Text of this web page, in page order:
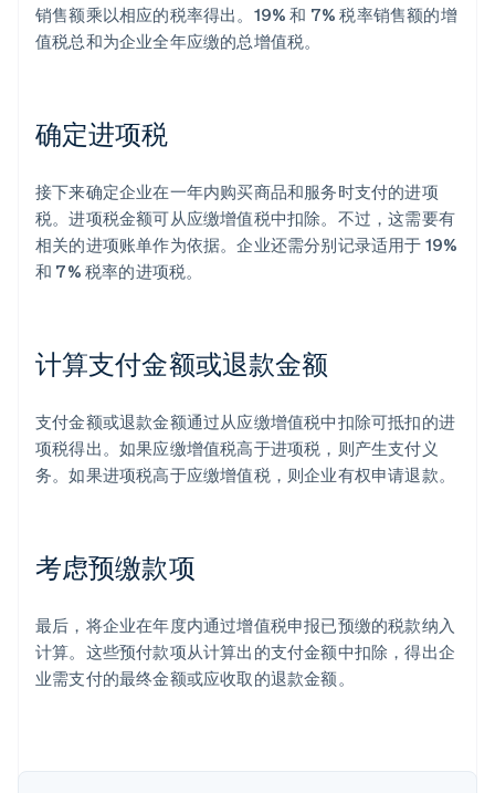
销售额乘以相应的税率得出。19% 和 7% 税率销售额的增
值税总和为企业全年应缴的总增值税。
确定进项税
接下来确定企业在一年内购买商品和服务时支付的进项
税。进项税金额可从应缴增值税中扣除。不过，这需要有
相关的进项账单作为依据。企业还需分别记录适用于 19%
和 7% 税率的进项税。
计算支付金额或退款金额
支付金额或退款金额通过从应缴增值税中扣除可抵扣的进
项税得出。如果应缴增值税高于进项税，则产生支付义
务。如果进项税高于应缴增值税，则企业有权申请退款。
考虑预缴款项
最后，将企业在年度内通过增值税申报已预缴的税款纳入
计算。这些预付款项从计算出的支付金额中扣除，得出企
业需支付的最终金额或应收取的退款金额。
阿联酋
English
爱尔兰
奥地利
DeutschEnglish
English
巴西
Português English
保加利亚